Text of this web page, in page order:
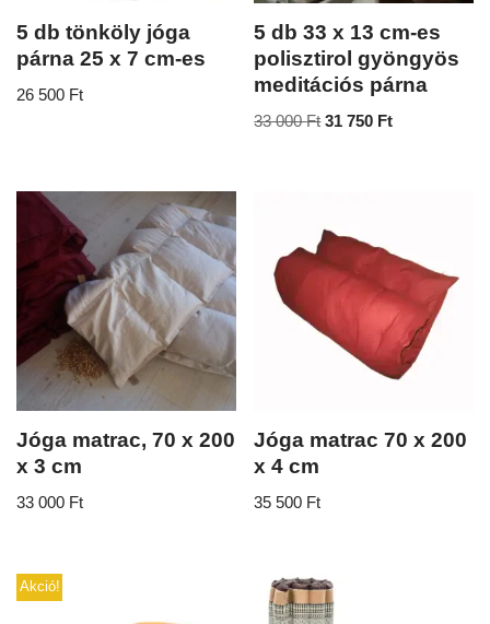
5 db tönköly jóga
párna 25 x 7 cm-es
26 500 Ft
5 db 33 x 13 cm-es
polisztirol gyöngyös
meditációs párna
33 000Ft 31 750 Ft
Jóga matrac, 70 x 200
x 3 cm
33 000 Ft
Jóga matrac 70 x 200
x 4 cm
35 500 Ft
Akció!